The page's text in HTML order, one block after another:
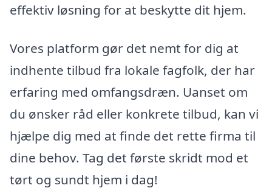
effektiv løsning for at beskytte dit hjem.
Vores platform gør det nemt for dig at
indhente tilbud fra lokale fagfolk, der har
erfaring med omfangsdræn. Uanset om
du ønsker råd eller konkrete tilbud, kan vi
hjælpe dig med at finde det rette firma til
dine behov. Tag det første skridt mod et
tørt og sundt hjem i dag!